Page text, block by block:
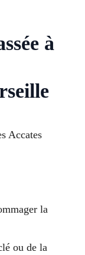
à
Accates
la
ou de la